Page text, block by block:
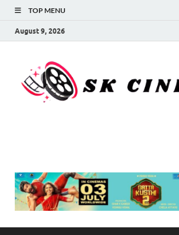
TOP MENU
August 9, 2026